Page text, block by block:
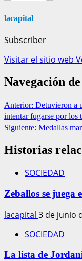
lacapital
Subscriber
Visitar el sitio web
Navegación
Anterior: Detuvieron a
intentar fugarse por los
Siguiente: Medallas
Historias
SOCIEDAD
Zeballos se juega
lacapital 3 de junio
SOCIEDAD
La lista de